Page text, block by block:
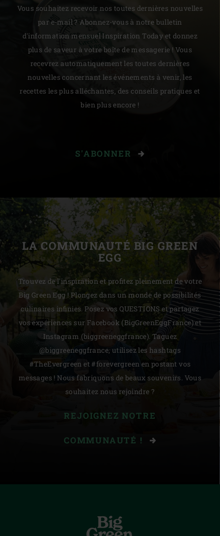
Vous souhaitez recevoir nos toutes dernières nouvelles
par e-mail ? Abonnez-vous à notre bulletin
d'information mensuel Inspiration Today et donnez
plus de saveur à votre boîte de messagerie ! Vous
recevrez automatiquement les toutes dernières
nouvelles concernant les événements à venir, les
recettes les plus alléchantes, des conseils pratiques et
bien plus encore !
S'ABONNER
LA COMMUNAUTÉ BIG GREEN
EGG
Trouvez de l'inspiration et profitez pleinement de votre
Big Green Egg ! Plongez dans un monde de possibilités
culinaires infinies. Posez vos QUESTIONS et partagez
vos expériences sur Facebook (BigGreenEggFrance) et
Instagram (biggreeneggfrance). Taguez
@biggreeneggfrance, utilisez les hashtags
#TheEvergreen et #forevergreen en postant vos
messages ! Nous fabriquons de beaux souvenirs. Vous
souhaitez nous rejoindre ?
REJOIGNEZ NOTRE
COMMUNAUTÉ !